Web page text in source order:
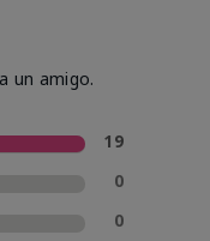
un amigo.
19
0
0